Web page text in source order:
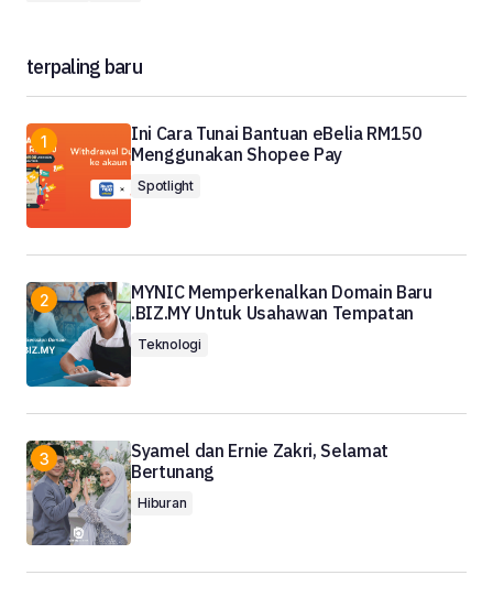
terpaling baru
Ini Cara Tunai Bantuan eBelia RM150
Menggunakan Shopee Pay
Spotlight
MYNIC Memperkenalkan Domain Baru
.BIZ.MY Untuk Usahawan Tempatan
Teknologi
Syamel dan Ernie Zakri, Selamat
Bertunang
Hiburan